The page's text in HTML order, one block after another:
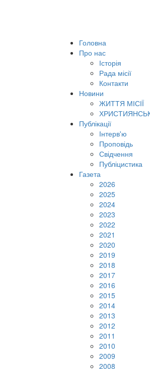
Головна
Про нас
Історія
Рада місії
Контакти
Новини
ЖИТТЯ МІСІЇ
Публікації
Інтерв'ю
Проповідь
Свідчення
Публіцистика
Газета
2026
2025
2024
2023
2022
2021
2020
2019
2018
2017
2016
2015
2014
2013
2012
2011
2010
2009
2008